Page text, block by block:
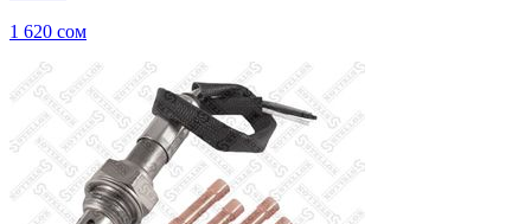
1 620 сом